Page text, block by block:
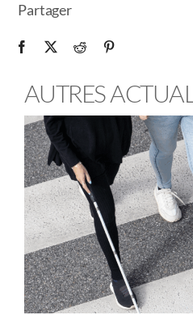
Partager
AUTRES